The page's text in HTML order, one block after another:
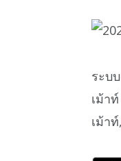
ระบ
เม้า
เม้า